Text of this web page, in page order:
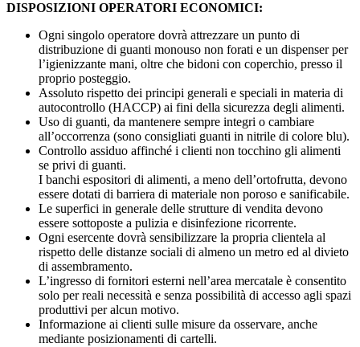
DISPOSIZIONI OPERATORI ECONOMICI:
Ogni singolo operatore dovrà attrezzare un punto di
distribuzione di guanti monouso non forati e un dispenser per
l’igienizzante mani, oltre che bidoni con coperchio, presso il
proprio posteggio.
Assoluto rispetto dei principi generali e speciali in materia di
autocontrollo (HACCP) ai fini della sicurezza degli alimenti.
Uso di guanti, da mantenere sempre integri o cambiare
all’occorrenza (sono consigliati guanti in nitrile di colore blu).
Controllo assiduo affinché i clienti non tocchino gli alimenti
se privi di guanti.
I banchi espositori di alimenti, a meno dell’ortofrutta, devono
essere dotati di barriera di materiale non poroso e sanificabile.
Le superfici in generale delle strutture di vendita devono
essere sottoposte a pulizia e disinfezione ricorrente.
Ogni esercente dovrà sensibilizzare la propria clientela al
rispetto delle distanze sociali di almeno un metro ed al divieto
di assembramento.
L’ingresso di fornitori esterni nell’area mercatale è consentito
solo per reali necessità e senza possibilità di accesso agli spazi
produttivi per alcun motivo.
Informazione ai clienti sulle misure da osservare, anche
mediante posizionamenti di cartelli.